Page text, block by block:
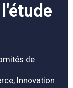
de
Innovation